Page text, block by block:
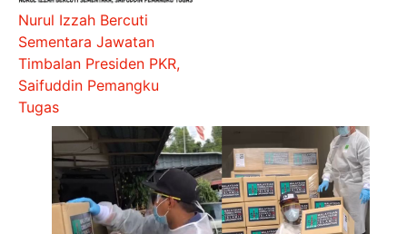
Nurul Izzah Bercuti
Sementara Jawatan
Timbalan Presiden PKR,
Saifuddin Pemangku
Tugas